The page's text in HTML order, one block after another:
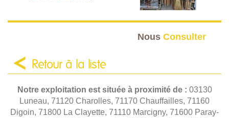
Nous Consulter
Retour à la liste
Notre exploitation est située à proximité de : 03130
Luneau, 71120 Charolles, 71170 Chauffailles, 71160
Digoin, 71800 La Clayette, 71110 Marcigny, 71600 Paray-